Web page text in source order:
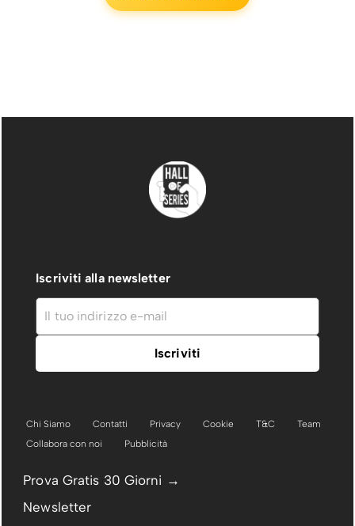
Iscriviti alla newsletter
Chi Siamo Contatti Privacy Cookie T&C
Team
Collabora con noi
Pubblicità
Prova Gratis 30 Giorni →
Newsletter